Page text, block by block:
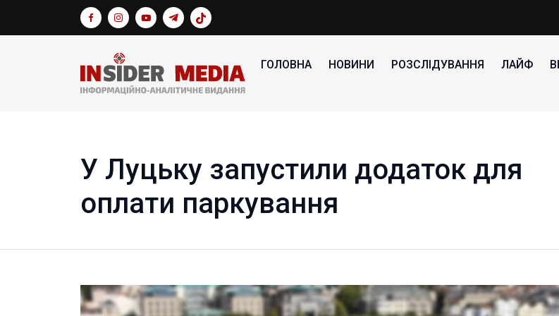
ГОЛОВНА НОВИНИ РОЗСЛІДУВАННЯ ЛАЙФ
У Луцьку запустили додаток для
оплати паркування